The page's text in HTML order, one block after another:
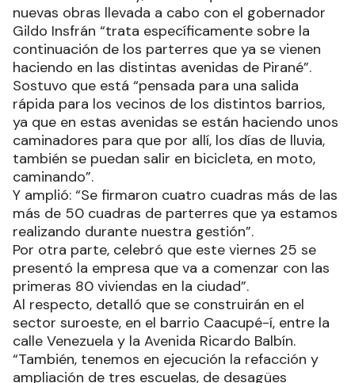
Al dialogar con AGENFOR, el intendenteMario
Norberto Diakovsky, informó que la firma de
nuevas obras llevada a cabo con el gobernador
Gildo Insfrán “trata específicamente sobre la
continuación de los parterres que ya se vienen
haciendo en las distintas avenidas de Pirané”.
Sostuvo que está “pensada para una salida
rápida para los vecinos de los distintos barrios,
ya que en estas avenidas se están haciendo unos
caminadores para que por allí, los días de lluvia,
también se puedan salir en bicicleta, en moto,
caminando”.
Y amplió: “Se firmaron cuatro cuadras más de las
más de 50 cuadras de parterres que ya estamos
realizando durante nuestra gestión”.
Por otra parte, celebró que este viernes 25 se
presentó la empresa que va a comenzar con las
primeras 80 viviendas en la ciudad”.
Al respecto, detalló que se construirán en el
sector suroeste, en el barrio Caacupé-í, entre la
calle Venezuela y la Avenida Ricardo Balbín.